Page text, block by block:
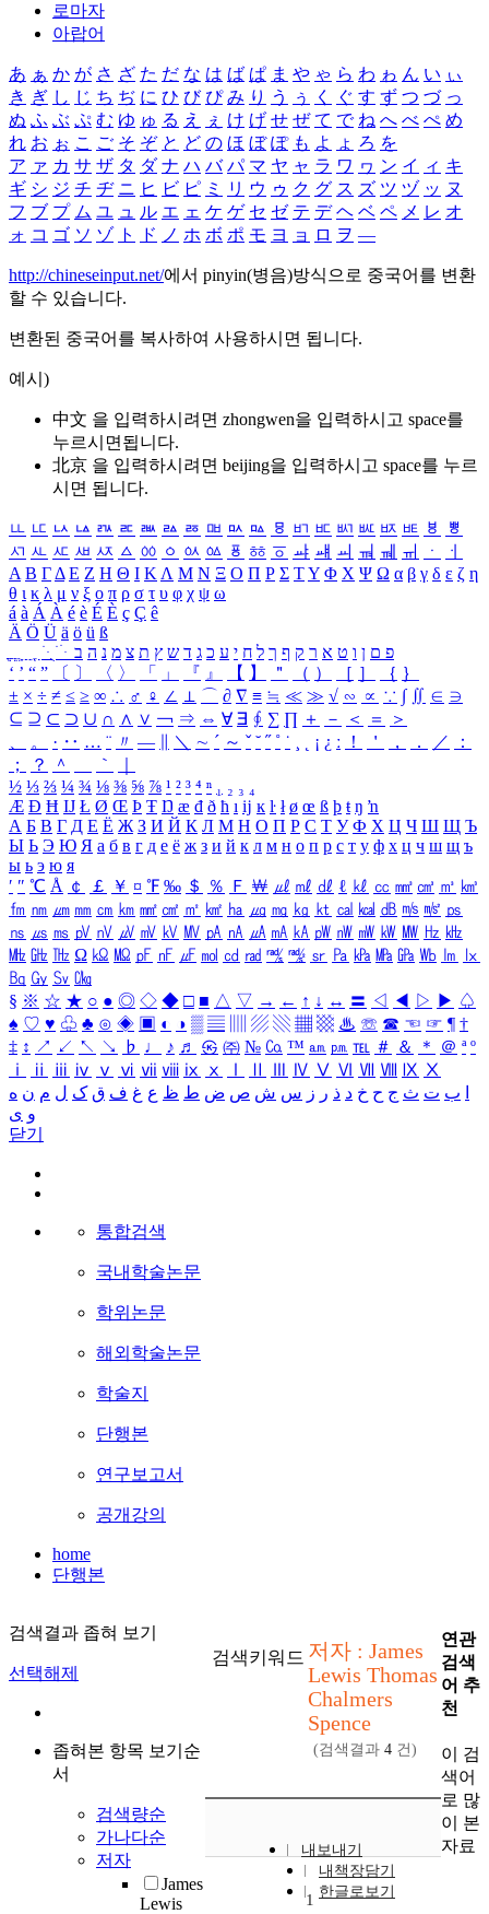
로마자
아랍어
あ ぁ か が さ ざ た だ な は ば ぱ ま や ゃ ら わ ゎ ん い ぃ
き ぎ し じ ち ぢ に ひ び ぴ み り う ぅ く ぐ す ず つ づ っ
ぬ ふ ぶ ぷ む ゆ ゅ る え ぇ け げ せ ぜ て で ね へ べ ぺ め
れ お ぉ こ ご そ ぞ と ど の ほ ぼ ぽ も よ ょ ろ を
ア ァ カ サ ザ タ ダ ナ ハ バ パ マ ヤ ャ ラ ワ ヮ ン イ ィ キ
ギ シ ジ チ ヂ ニ ヒ ビ ピ ミ リ ウ ゥ ク グ ス ズ ツ ヅ ッ ヌ
フ ブ プ ム ユ ュ ル エ ェ ケ ゲ セ ゼ テ デ ヘ ベ ペ メ レ オ
ォ コ ゴ ソ ゾ ト ド ノ ホ ボ ポ モ ヨ ョ ロ ヲ ―
http://chineseinput.net/에서 pinyin(병음)방식으로 중국어를 변환
할 수 있습니다.
변환된 중국어를 복사하여 사용하시면 됩니다.
예시)
中文 을 입력하시려면 zhongwen을 입력하시고 space를
누르시면됩니다.
北京 을 입력하시려면 beijing을 입력하시고 space를 누르
시면 됩니다.
ㅥ ㅦ ㅧ ㅨ ㅩ ㅪ ㅫ ㅬ ㅭ ㅮ ㅯ ㅰ ㅱ ㅲ ㅳ ㅴ ㅵ ㅶ ㅷ ㅸ
ㅹ
ㅺ ㅻ ㅼ ㅽ ㅾ ㅿ ㆀ ㆁ ㆂ ㆃ ㆄ ㆅ ㆆ ㆇ ㆈ ㆉ ㆊ ㆋ ㆌ ㆍ
ㆎ
Α Β ΓΔ Ε Ζ Η Θ Ι ΚΛ Μ Ν Ξ Ο Π Ρ Σ ΤΥ Φ Χ Ψ Ω α β γ δ ε ζ η
θ ι κ λ μ ν ξ ο π ρ σ τ υ φ χ ψ ω
á à Á À é è É È ç Ç ê
Ä Ö Ü ä ö ü ß
ִֶֹ ֻּ ׁׂ פ ם ן ו ט א ר ק ף ך ל ח י ע כ ג ד ש ץ ת צ מ נ ה ב
‘ ’ “ ” 〔 〕 〈 〉 「 」 『 』 【 】 ＂ （ ） ［ ］ ｛ ｝
± × ÷ ≠ ≤ ≥ ∞ ∴ ♂ ♀ ∠ ⊥ ⌒ ∂ ∇ ≡ ≒ ≪ ≫ √ ∽ ∝ ∵ ∫ ∬ ∈ ∋
⊆ ⊇ ⊂ ⊃ ∪ ∩ ∧ ∨ ￢ ⇒ ⇔ ∀ ∃ ∮ ∑ ∏ ＋ － ＜ ＝
＞
、
。 · ‥ … ¨ 〃 ― ＼ ∼ ´ ～ ˇ ˘ ˝ ˚ ˙ ¸ ¡ ¿ ː ！ ＇ ， ． ／
：
；
？ ＾ ｀
½ ⅓ ⅔ ¼ ¾ ⅛ ⅜ ⅝ ⅞ ¹ ² ³ ⁴ ⁿ ₁ ₂ ₃ ₄
Æ Ð Ħ Ĳ Ł Ø Œ Þ Ŧ Ŋ æ đ ð ħ ı ĳ ĸ ŀ ł ø œ ß þ ŧ ŋ ŉ
А Б В Г Д Е Ё Ж З И Й К Л М Н О П Р С Т У Ф Х Ц Ч Ш Щ Ъ
Ы Ь Э Ю Я а б в г д е ё ж з и й к л м н о п р с т у ф х ц ч ш щ ъ
ы ь э ю я
′ ″ ℃ Å ￠ ￡ ￥ ¤ ℉ ‰ ＄ ％ Ｆ ￦ ㎕ ㎖ ㎗ ℓ ㎘ ㏄ ㎣ ㎤ ㎥ ㎦
㎙ ㎚ ㎛ ㎜ ㎝ ㎞ ㎟ ㎠ ㎡ ㎢ ㏊ ㎍ ㎎ ㎏ ㏏ ㎈ ㎉ ㏈ ㎧ ㎨ ㎰
㎱ ㎲ ㎳ ㎴ ㎵ ㎶ ㎷ ㎸ ㎹ ㎀ ㎁ ㎂ ㎃ ㎄ ㎺ ㎻ ㎽ ㎾ ㎿ ㎐ ㎑
㎒ ㎓ ㎔ Ω ㏀ ㏁ ㎊ ㎋ ㎌ ㏖ ㏅ ㎭ ㎮ ㎯ ㏛ ㎩ ㎪ ㎫ ㎬ ㏝ ㏐
㏓
㏃ ㏉ ㏜ ㏆
§ ※ ☆ ★ ○ ● ◎ ◇ ◆ □ ■ △ ▽ → ← ↑ ↓ ↔ 〓 ◁ ◀ ▷ ▶ ♤
♠ ♡ ♥ ♧ ♣ ⊙ ◈ ▣ ◐ ◑ ▒ ▤ ▨ ▧ ▦ ▩ ♨ ☏ ☎ ☜ ☞ ¶ †
‡ ↕ ↗ ↙ ↖ ↘ ♭ ♩ ♪ ♬ ㉿ ㈜ № ㏇ ™ ㏂ ㏘ ℡ ＃ ＆ ＊ ＠ ª º
ⅰ
ⅱ ⅲ ⅳ ⅴ ⅵ ⅶ ⅷ ⅸ ⅹ Ⅳ Ⅴ Ⅵ Ⅶ Ⅷ Ⅸ Ⅹ
ب ت ث ج ح خ د ذ ر ز س ش ص ض ط ظ ع غ ف ق ک ل م ن ه
و ی
닫기
통합검색
국내학술논문
학위논문
해외학술논문
학술지
단행본
연구보고서
공개강의
home
단행본
검색결과 좁혀 보기
선택해제
좁혀본 항목 보기순
서
검색량순
가나다순
저자
James
Lewis
검색키워드 저자 : James
Lewis Thomas
Chalmers
Spence
(검색결과 4 건)
내보내기
내책장담기
한글로보기
1
연관
검색
어 추
천
이 검
색어
로 많
이 본
자료